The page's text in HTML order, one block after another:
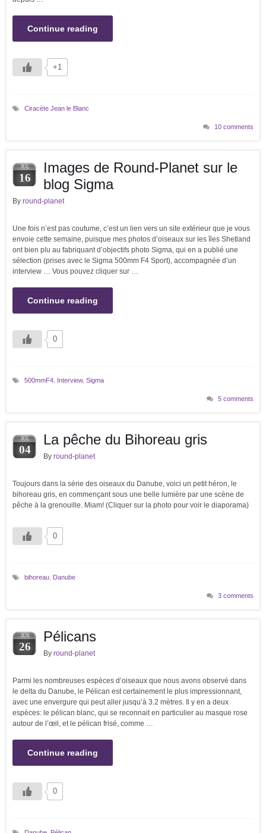
Continue reading
+1
Ciracète Jean le Blanc
10 comments
JUL
16
Images de Round-Planet sur le
blog Sigma
By round-planet
Une fois n’est pas coutume, c’est un lien vers un site extérieur que je vous
envoie cette semaine, puisque mes photos d’oiseaux sur les îles Shetland
ont bien plu au fabriquant d’objectifs photo Sigma, qui en a publié une
sélection (prises avec le Sigma 500mm F4 Sport), accompagnée d’un
interview … Vous pouvez cliquer sur …
Continue reading
0
500mmF4 Interview, Sigma
5 comments
JUL
04
La pêche du Bihoreau gris
By round-planet
Toujours dans la série des oiseaux du Danube, voici un petit héron, le
bihoreau gris, en commençant sous une belle lumière par une scène de
pêche à la grenouille. Miam! (Cliquer sur la photo pour voir le diaporama)
0
bihoreau Danube
3 comments
JUN
26
Pélicans
By round-planet
Parmi les nombreuses espèces d’oiseaux que nous avons observé dans
le delta du Danube, le Pélican est certainement le plus impressionnant,
avec une envergure qui peut aller jusqu’à 3.2 mètres. Il y en a deux
espèces: le pélican blanc, qui se reconnait en particulier au masque rose
autour de l’œil, et le pélican frisé, comme …
Continue reading
0